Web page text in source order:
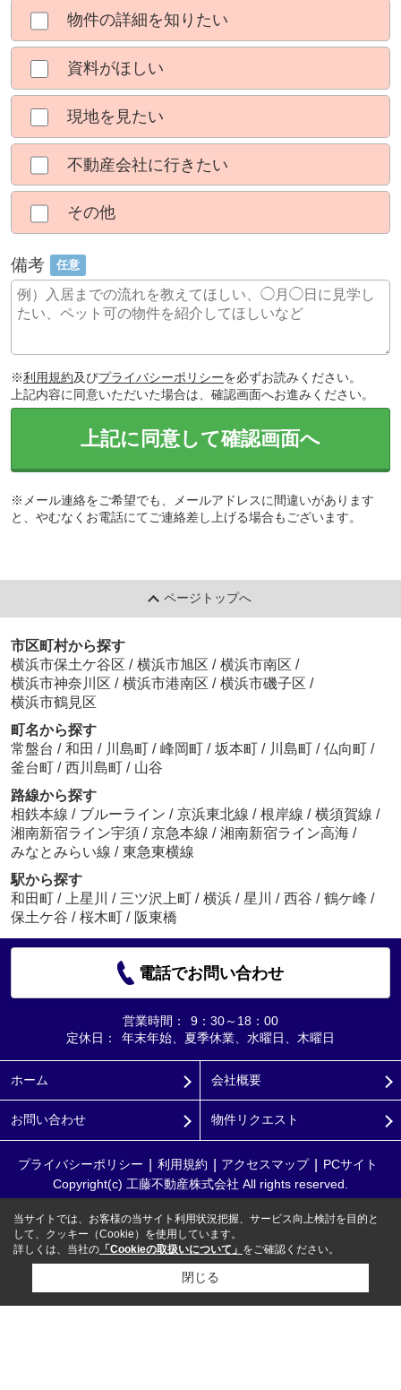
物件の詳細を知りたい
資料がほしい
現地を見たい
不動産会社に行きたい
その他
備考 任意
※利用規約及びプライバシーポリシーを必ずお読みください。
上記内容に同意いただいた場合は、確認画面へお進みください。
上記に同意して確認画面へ
※メール連絡をご希望でも、メールアドレスに間違いがあります
と、やむなくお電話にてご連絡差し上げる場合もございます。
ページトップへ
市区町村から探す
横浜市保土ケ谷区 / 横浜市旭区 / 横浜市南区 /
横浜市神奈川区 / 横浜市港南区 / 横浜市磯子区 /
横浜市鶴見区
町名から探す
常盤台 / 和田 / 川島町 / 峰岡町 / 坂本町 / 川島町 / 仏向町 /
釜台町 / 西川島町 / 山谷
路線から探す
相鉄本線 / ブルーライン / 京浜東北線 / 根岸線 / 横須賀線 /
湘南新宿ライン宇須 / 京急本線 / 湘南新宿ライン高海 /
みなとみらい線 / 東急東横線
駅から探す
和田町 / 上星川 / 三ツ沢上町 / 横浜 / 星川 / 西谷 / 鶴ケ峰 /
保土ケ谷 / 桜木町 / 阪東橋
電話でお問い合わせ
営業時間：
9：30～18：00
定休日：
年末年始、夏季休業、水曜日、木曜日
ホーム 会社概要
お問い合わせ 物件リクエスト
プライバシーポリシー 利用規約 アクセスマップ
PCサイト
Copyright(c) 工藤不動産株式会社 All rights reserved.
当サイトでは、お客様の当サイト利用状況把握、サービス向上検討を目的と
して、クッキー（Cookie）を使用しています。
詳しくは、当社の 「Cookieの取扱いについて」 をご確認ください。
閉じる